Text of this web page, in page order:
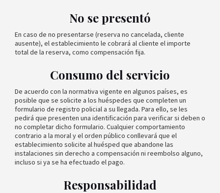
No se presentó
En caso de no presentarse (reserva no cancelada, cliente
ausente), el establecimiento le cobrará al cliente el importe
total de la reserva, como compensación fija.
Consumo del servicio
De acuerdo con la normativa vigente en algunos países, es
posible que se solicite a los huéspedes que completen un
formulario de registro policial a su llegada. Para ello, se les
pedirá que presenten una identificación para verificar si deben o
no completar dicho formulario. Cualquier comportamiento
contrario a la moral y el orden público conllevará que el
establecimiento solicite al huésped que abandone las
instalaciones sin derecho a compensación ni reembolso alguno,
incluso si ya se ha efectuado el pago.
Responsabilidad